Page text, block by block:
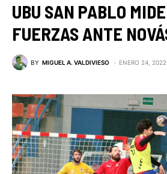
UBU SAN PABLO
FUERZAS ANTE
BY MIGUEL A. VALDIVIESO ENERO 24, 2022